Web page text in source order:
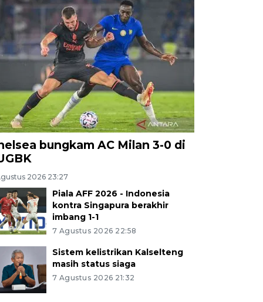
bungkam AC Milan 3-0 di
2026 23:27
Piala AFF 2026 - Indonesia
kontra Singapura berakhir
imbang 1-1
7 Agustus 2026 22:58
Sistem kelistrikan Kalselteng
masih status siaga
7 Agustus 2026 21:32